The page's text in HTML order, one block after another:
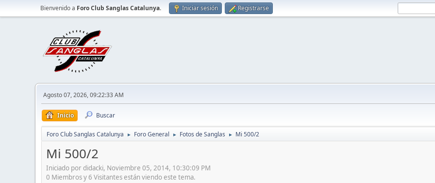
Bienvenido a Foro Club Sanglas Catalunya. Iniciar sesión Registrarse
Agosto 07, 2026, 09:22:33 AM
Inicio Buscar
Foro Club Sanglas Catalunya ► Foro General ► Fotos de Sanglas ► Mi 500/2
Mi 500/2
Iniciado por didacki, Noviembre 05, 2014, 10:30:09 PM
0 Miembros y 6 Visitantes están viendo este tema.